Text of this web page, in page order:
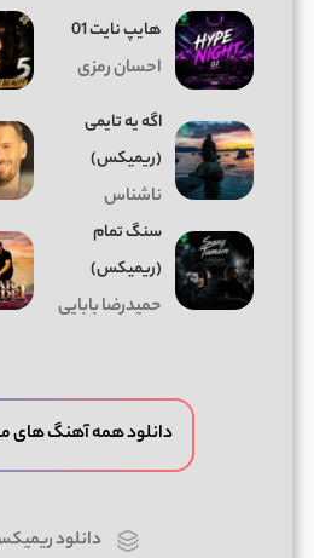
هایپ نایت 01
احسان رمزی
اگه یه تایمی
(ریمیکس)
ناشناس
سنگ تمام
(ریمیکس)
حمیدرضا بابایی
دانلود همه آهنگ های
دانلود